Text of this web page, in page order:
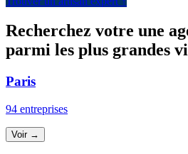
Recherchez votre une
parmi les plus grandes
Paris
94 entreprises
Voir →